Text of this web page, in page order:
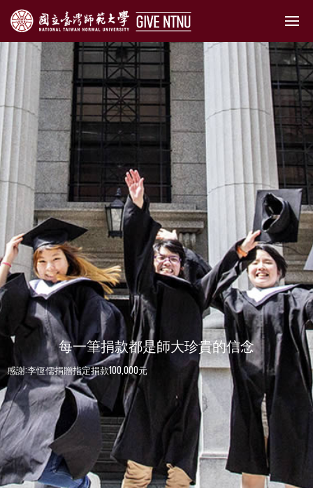
每一筆捐款都是師大珍貴的信念
感謝:李恆儒捐贈指定捐款100,000元
感謝:師大人捐贈指定捐款100元